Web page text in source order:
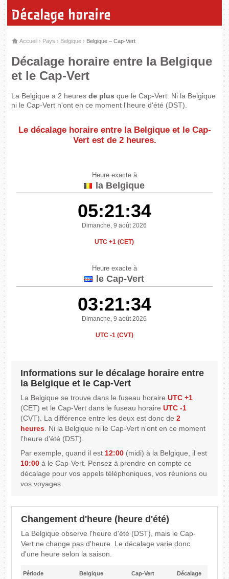
Décalage horaire
Accueil › Pays › Belgique › Belgique – Cap-Vert
Décalage horaire entre la Belgique
et le Cap-Vert
La Belgique a 2 heuresde plus que le Cap-Vert. Ni la Belgique
ni le Cap-Vert n'ont en ce moment l'heure d'été (DST).
Le décalage horaire entre la Belgique et le Cap-
Vert est de 2 heures.
Heure exacte à
la Belgique
05:21:34
Dimanche, 9 août 2026
UTC +1 (CET)
Heure exacte à
le Cap-Vert
03:21:34
Dimanche, 9 août 2026
UTC -1 (CVT)
Informations sur le décalage horaire entre
la Belgique et le Cap-Vert
La Belgique se trouve dans le fuseau horaireUTC +1
(CET) et le Cap-Vert dans le fuseau horaireUTC -1
(CVT). La différence entre les deux est donc de2
heures. Ni la Belgique ni le Cap-Vert n'ont en ce moment
l'heure d'été (DST).
Par exemple, quand il est12:00 (midi) à la Belgique, il est
10:00 à le Cap-Vert. Pensez à prendre en compte ce
décalage pour vos appels téléphoniques, vos réunions ou
vos voyages.
Changement d'heure (heure d'été)
La Belgique observe l'heure d'été (DST), mais le Cap-
Vert ne change pas d'heure. Le décalage varie donc
d'une heure selon la saison.
Période Belgique Cap-Vert Décalage